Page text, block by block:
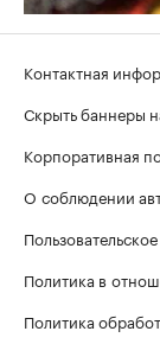
Контактная
Скрыть баннеры
Корпоративная
О соблюдении
Политика в
Политика